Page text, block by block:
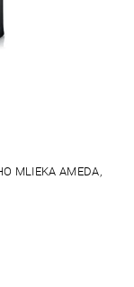
MLIEKA AMEDA,